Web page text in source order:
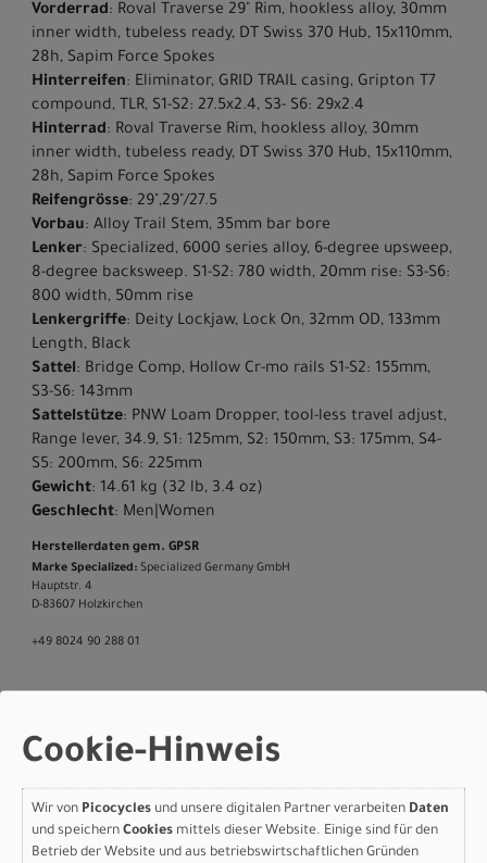
Vorderrad: Roval Traverse 29" Rim, hookless alloy, 30mm
inner width, tubeless ready, DT Swiss 370 Hub, 15x110mm,
28h, Sapim Force Spokes
Hinterreifen: Eliminator, GRID TRAIL casing, Gripton T7
compound, TLR, S1-S2: 27.5x2.4, S3- S6: 29x2.4
Hinterrad: Roval Traverse Rim, hookless alloy, 30mm
inner width, tubeless ready, DT Swiss 370 Hub, 15x110mm,
28h, Sapim Force Spokes
Reifengrösse: 29",29"/27.5
Vorbau: Alloy Trail Stem, 35mm bar bore
Lenker: Specialized, 6000 series alloy, 6-degree upsweep,
8-degree backsweep. S1-S2: 780 width, 20mm rise: S3-S6:
800 width, 50mm rise
Lenkergriffe: Deity Lockjaw, Lock On, 32mm OD, 133mm
Length, Black
Sattel: Bridge Comp, Hollow Cr-mo rails S1-S2: 155mm,
S3-S6: 143mm
Sattelstütze: PNW Loam Dropper, tool-less travel adjust,
Range lever, 34.9, S1: 125mm, S2: 150mm, S3: 175mm, S4-
S5: 200mm, S6: 225mm
Gewicht: 14.61 kg (32 lb, 3.4 oz)
Geschlecht: Men|Women
Herstellerdaten gem. GPSR
Marke Specialized: Specialized Germany GmbH
Hauptstr. 4
D-83607 Holzkirchen
+49 8024 90 288 01
Varianten
Cookie-Hinweis
Wir von Picocycles und unsere digitalen Partner verarbeiten Daten
und speichern Cookies mittels dieser Website. Einige sind für den
Betrieb der Website und aus betriebswirtschaftlichen Gründen